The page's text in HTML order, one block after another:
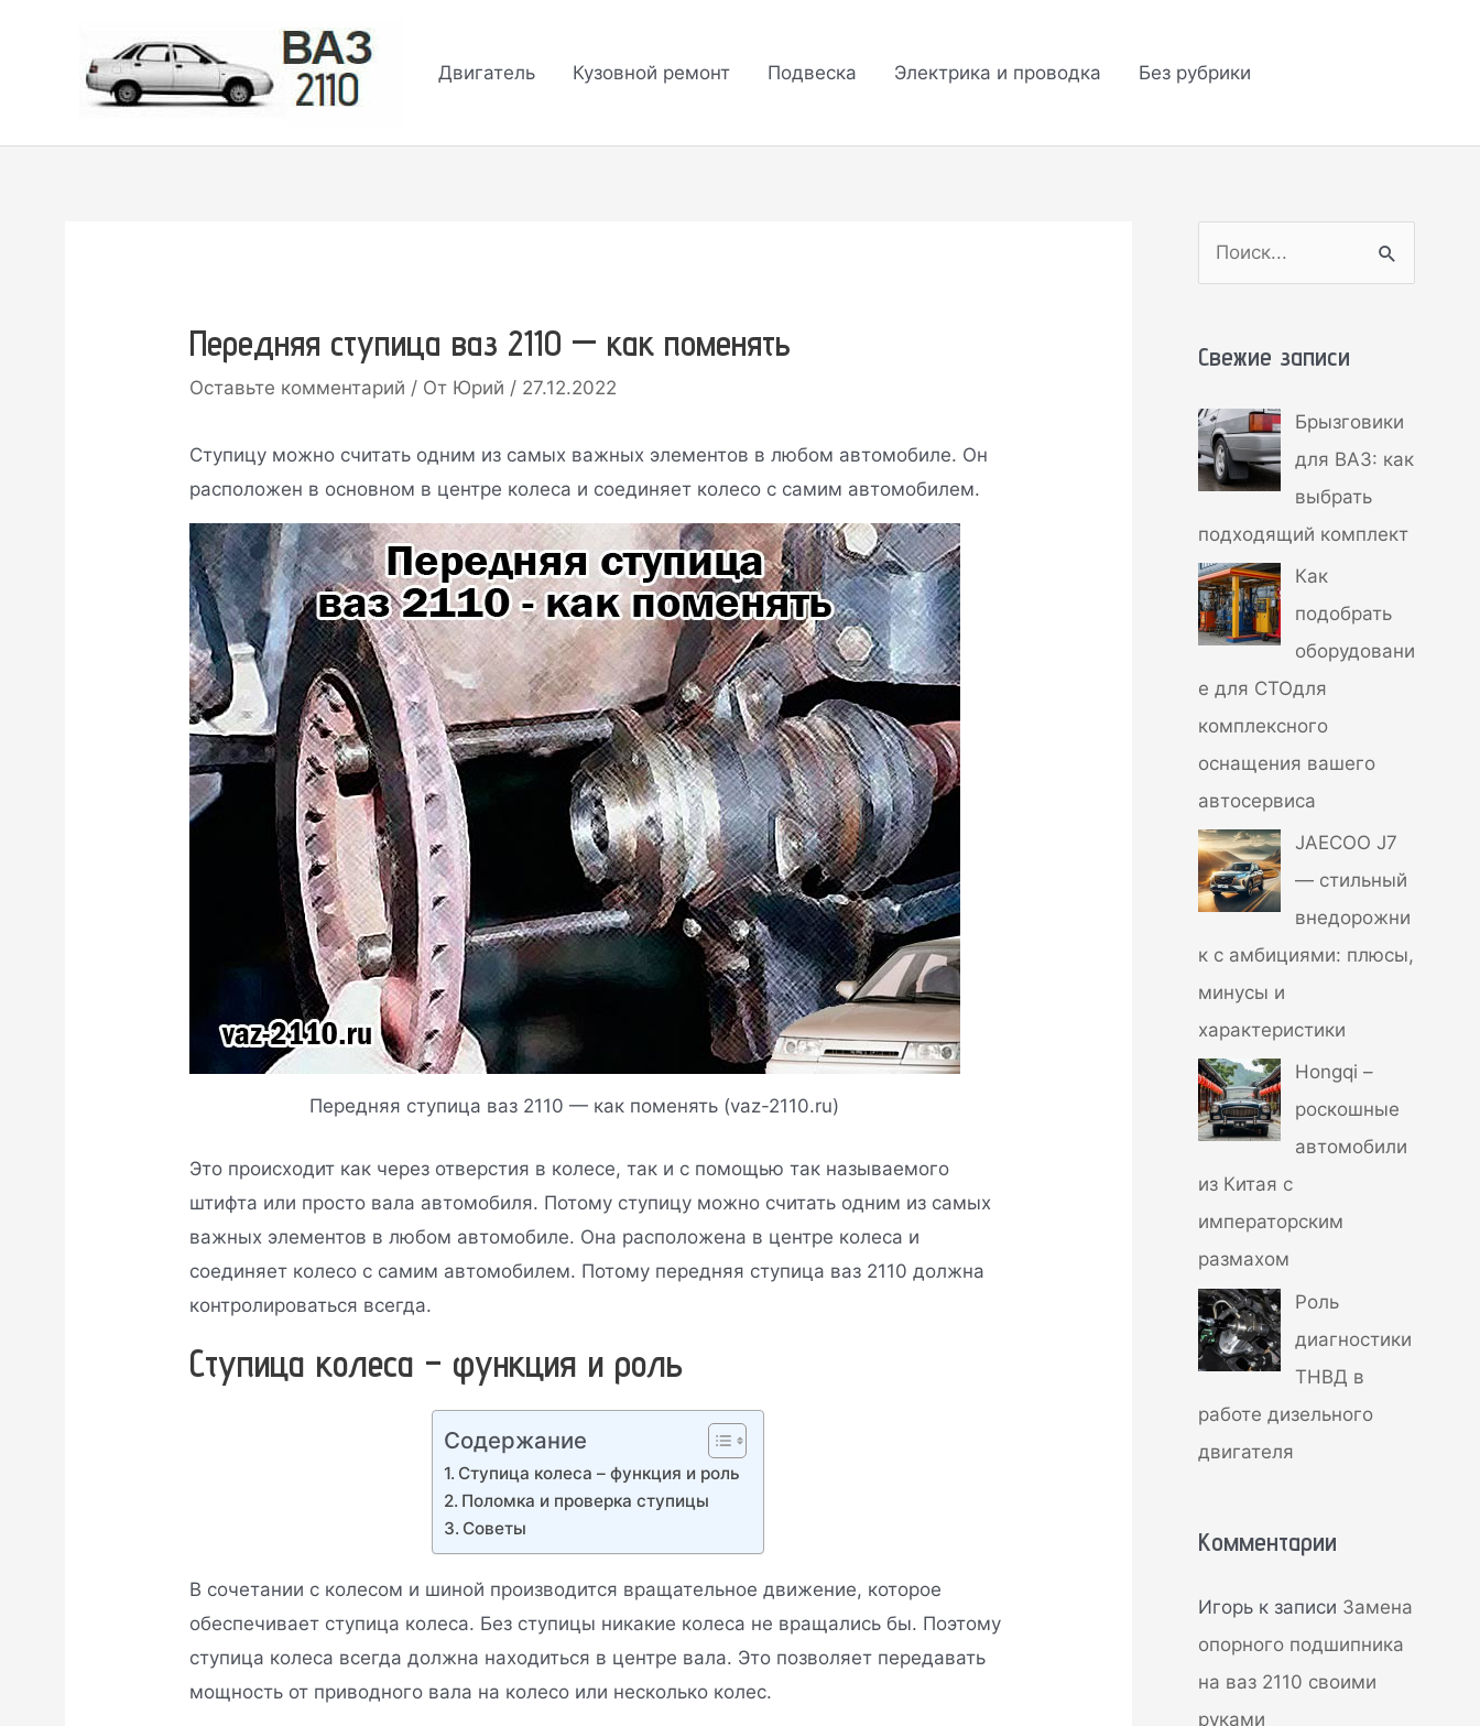
содержимому
Двигатель Кузовной ремонт Подвеска Электрика и проводка Без рубрики
Передняя ступица ваз 2110 — как поменять
Оставьте комментарий / От Юрий / 27.12.2022
Ступицу можно считать одним из самых важных элементов в любом автомобиле. Он
расположен в основном в центре колеса и соединяет колесо с самим автомобилем.
Передняя ступица ваз 2110 — как поменять (vaz-2110.ru)
Это происходит как через отверстия в колесе, так и с помощью так называемого
штифта или просто вала автомобиля. Потому ступицу можно считать одним из самых
важных элементов в любом автомобиле. Она расположена в центре колеса и
соединяет колесо с самим автомобилем. Потому передняя ступица ваз 2110 должна
контролироваться всегда.
Ступица колеса – функция и роль
Содержание
Ступица колеса – функция и роль
Поломка и проверка ступицы
Советы
В сочетании с колесом и шиной производится вращательное движение, которое
обеспечивает ступица колеса. Без ступицы никакие колеса не вращались бы. Поэтому
ступица колеса всегда должна находиться в центре вала. Это позволяет передавать
мощность от приводного вала на колесо или несколько колес.
с
:
Свежие записи
Брызговики
для ВАЗ: как
выбрать
подходящий комплект
Как
подобрать
оборудовани
е для СТОдля
комплексного
оснащения вашего
автосервиса
JAECOO J7
— стильный
внедорожни
к с амбициями: плюсы,
минусы и
характеристики
Hongqi –
роскошные
автомобили
из Китая с
императорским
размахом
Роль
диагностики
ТНВД в
работе дизельного
двигателя
Комментарии
Игорьк записи Замена
опорного подшипника
на ваз 2110 своими
руками